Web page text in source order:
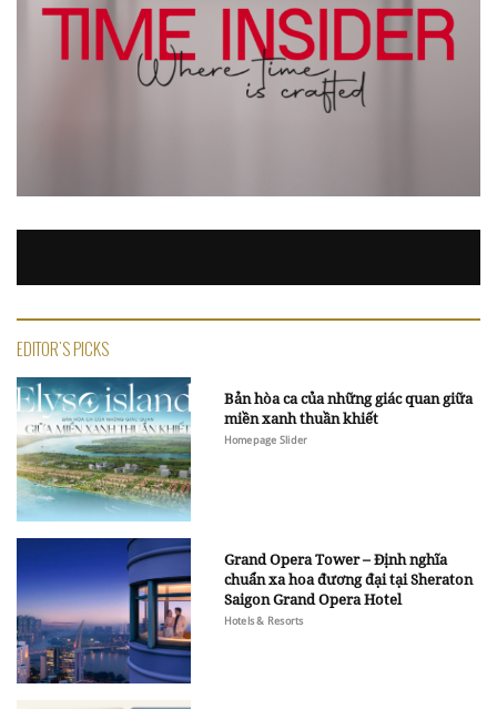
EDITOR'S PICKS
Bản hòa ca của những giác quan giữa
miền xanh thuần khiết
Homepage Slider
Grand Opera Tower – Định nghĩa
chuẩn xa hoa đương đại tại Sheraton
Saigon Grand Opera Hotel
Hotels & Resorts